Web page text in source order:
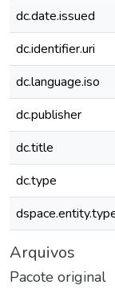
dc.date.issued
dc.identifier.uri
dc.language.iso
dc.publisher
dc.title
dc.type
Arquivos
Pacote original